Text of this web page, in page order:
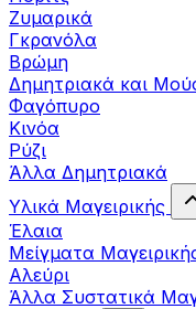
Ζυμαρικά
Γκρανόλα
Βρώμη
Δημητριακά και
Φαγόπυρο
Κινόα
Ρύζι
Άλλα Δημητριακά
Υλικά Μαγειρικής
Έλαια
Μείγματα
Αλεύρι
Άλλα Συστατικά